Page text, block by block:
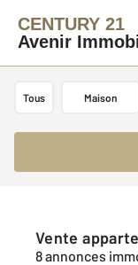
CENTURY 21
Avenir
Tous Maison
Vente
8 annonces